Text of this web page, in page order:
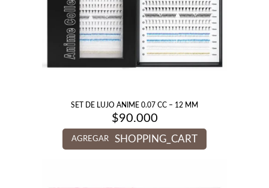
SET DE LUJO ANIME 0.07 CC – 12 MM
$90.000
AGREGAR SHOPPING_CART